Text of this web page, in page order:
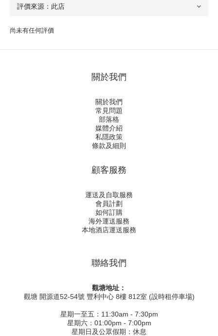
尚未有任何評價
關於我們
關於我們
常見問題
部落格
媒體介紹
私隱政策
條款及細則
顧客服務
運送及自取服務
會員計劃
如何訂購
海外運送服務
本地酒店運送服務
聯絡我們
觀塘地址：
觀塘 開源道52-54號 豐利中心 8樓 812室 (設時租停車場)
星期一至五：11:30am - 7:30pm
星期六：01:00pm - 7:00pm
星期日及公眾假期：休息